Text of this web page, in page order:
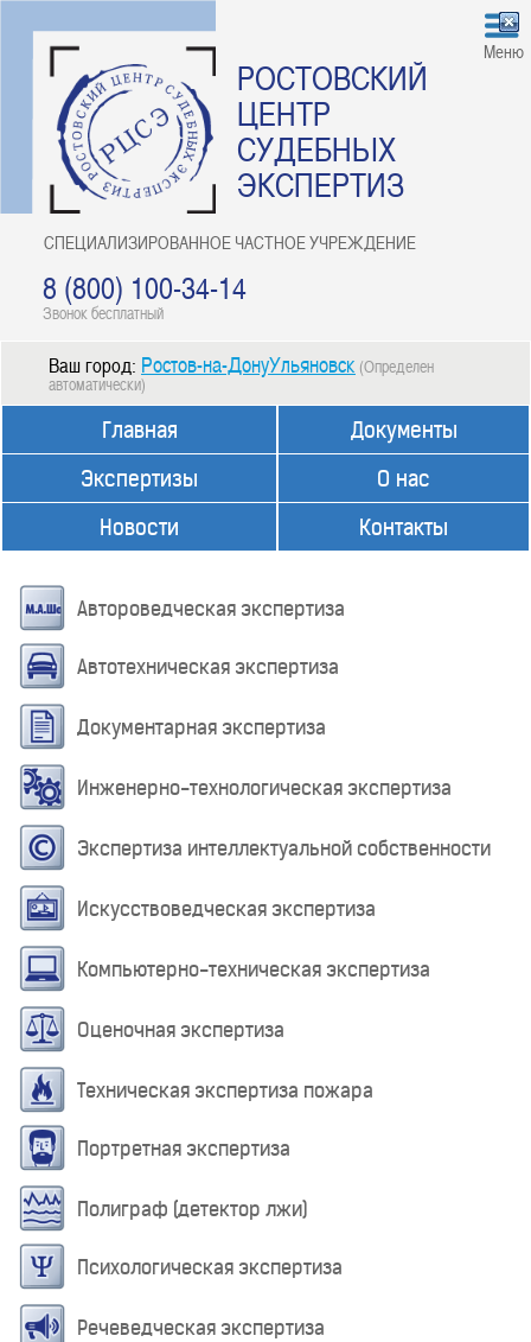
РОСТОВСКИЙ
ЦЕНТР
СУДЕБНЫХ
ЭКСПЕРТИЗ
СПЕЦИАЛИЗИРОВАННОЕ ЧАСТНОЕ УЧРЕЖДЕНИЕ
8 (800) 100-34-14
Звонок бесплатный
Меню
Ваш город: Ростов-на-ДонуУльяновск (Определен
автоматически)
Главная
Экспертизы
Новости
Документы
О нас
Контакты
Автороведческая экспертиза
Автотехническая экспертиза
Документарная экспертиза
Инженерно-технологическая экспертиза
Экспертиза интеллектуальной собственности
Искусствоведческая экспертиза
Компьютерно-техническая экспертиза
Оценочная экспертиза
Техническая экспертиза пожара
Портретная экспертиза
Полиграф (детектор лжи)
Психологическая экспертиза
Речеведческая экспертиза